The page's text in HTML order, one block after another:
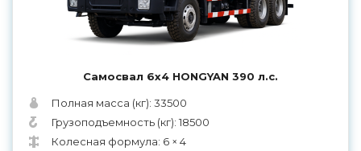
Самосвал 6х4 HONGYAN 390 л.с.
Полная масса (кг): 33500
Грузоподъемность (кг): 18500
Колесная формула: 6 × 4